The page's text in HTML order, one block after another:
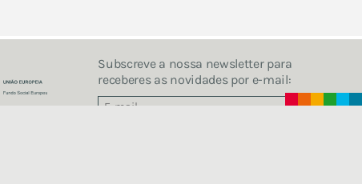
Subscreve a nossa newsletter para
receberes as novidades por e-mail: